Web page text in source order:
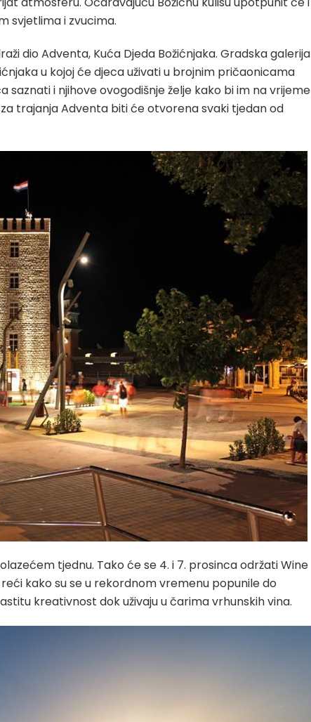
svjetlima i zvucima.
dio Adventa, Kuća Djeda Božićnjaka. Gradska galerija
u kojoj će djeca uživati u brojnim pričaonicama
saznati i njihove ovogodišnje želje kako bi im na vrijeme
trajanja Adventa biti će otvorena svaki tjedan od
tjednu. Tako će se 4. i 7. prosinca održati Wine
kako su se u rekordnom vremenu popunile do
kreativnost dok uživaju u čarima vrhunskih vina.